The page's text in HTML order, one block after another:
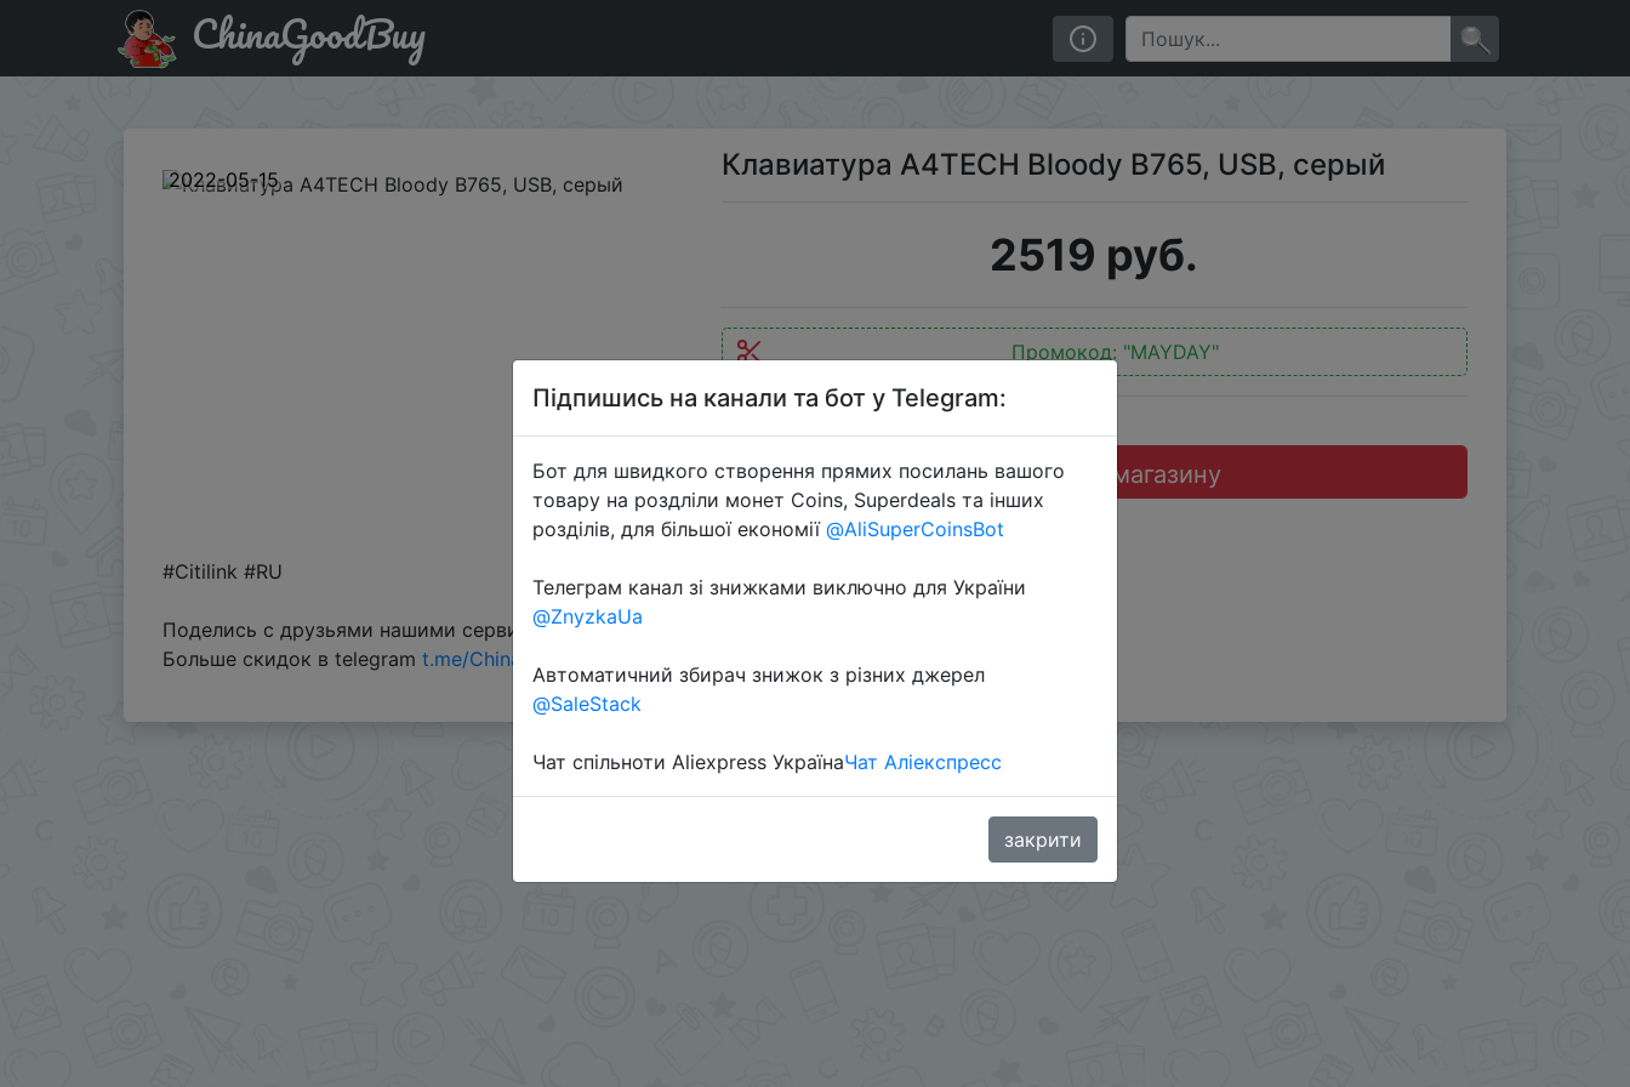
Промокод на знижку MAYDAY Клавиатура A4TECH Bloody B765, USB, серый
ChinaGoodBuy
2022-05-15 Клавиатура A4TECH Bloody B765, USB, серый
2519 руб.
Промокод: "MAYDAY"
Перейти до магазину
#Citilink #RU
Поделись с друзьями нашими сервисами - @SKIDKOVOZ
Больше скидок в telegram t.me/ChinaGoodBuy
Підпишись на канали та бот у Telegram:
Бот для швидкого створення прямих посилань вашого
товару на роздліли монет Coins, Superdeals та інших
розділів, для більшої економії @AliSuperCoinsBot
Телеграм канал зі знижками виключно для України
@ZnyzkaUa
Автоматичний збирач знижок з різних джерел
@SaleStack
Чат спільноти Aliexpress УкраїнаЧат Аліекспресс
закрити